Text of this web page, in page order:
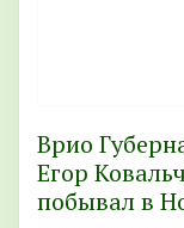
Врио
Егор
побывал в